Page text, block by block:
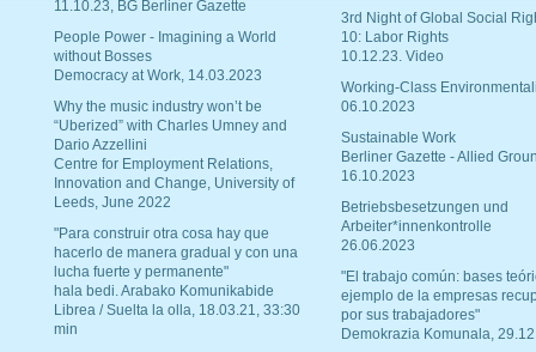
11.10.23, BG Berliner Gazette
People Power - Imagining a World
without Bosses
Democracy at Work, 14.03.2023
Why the music industry won’t be
“Uberized” with Charles Umney and
Dario Azzellini
Centre for Employment Relations,
Innovation and Change, University of
Leeds, June 2022
"Para construir otra cosa hay que
hacerlo de manera gradual y con una
lucha fuerte y permanente"
hala bedi. Arabako Komunikabide
Librea / Suelta la olla, 18.03.21, 33:30
min
3rd Night of Global Social
10: Labor Rights
10.12.23. Video
Working-Class
06.10.2023
Sustainable Work
Berliner Gazette - Allied
16.10.2023
Betriebsbesetzungen und
Arbeiter*innenkontrolle
26.06.2023
"El trabajo común: bases
ejemplo de la empresas
por sus trabajadores"
Demokrazia Komunala,